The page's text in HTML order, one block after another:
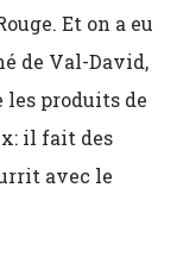
Et on a eu
de Val-David,
les produits de
il fait des
avec le